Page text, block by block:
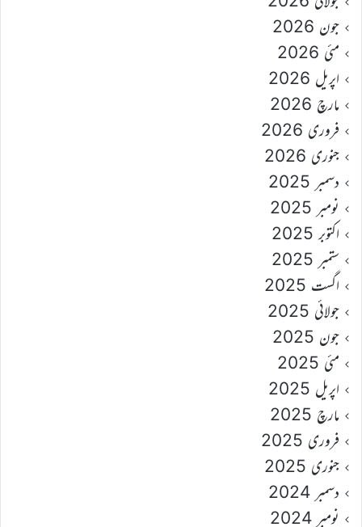
جون 2026
مئی 2026
اپریل 2026
مارچ 2026
فروری 2026
جنوری 2026
دسمبر 2025
نومبر 2025
اکتوبر 2025
ستمبر 2025
اگست 2025
جولائی 2025
جون 2025
مئی 2025
اپریل 2025
مارچ 2025
فروری 2025
جنوری 2025
دسمبر 2024
نومبر 2024